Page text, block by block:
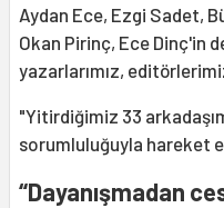
Aydan Ece, Ezgi Sadet,
Okan Pirinç, Ece Dinç'in
yazarlarımız,
"Yitirdiğimiz 33
sorumluluğuyla hareket
“Dayanışmadan